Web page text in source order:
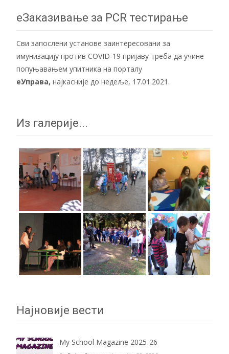
navigation
еЗаказивање за PCR тестирање
Сви запослени установе заинтересовани за
имунизацију против COVID-19 пријаву треба да учине
попуњавањем упитника на порталу
еУправа, најкасније до недеље, 17.01.2021.
Из галерије...
Најновије вести
My School Magazine 2025-26